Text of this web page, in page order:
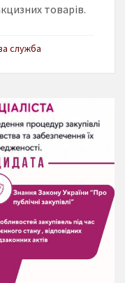
товарів.
служба